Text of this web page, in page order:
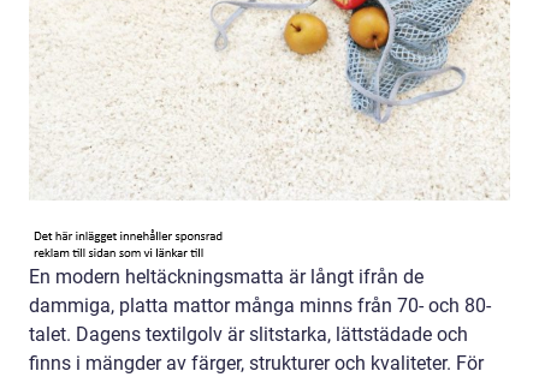
En modern heltäckningsmatta är långt ifrån de
dammiga, platta mattor många minns från 70- och 80-
talet. Dagens textilgolv är slitstarka, lättstädade och
finns i mängder av färger, strukturer och kvaliteter. För